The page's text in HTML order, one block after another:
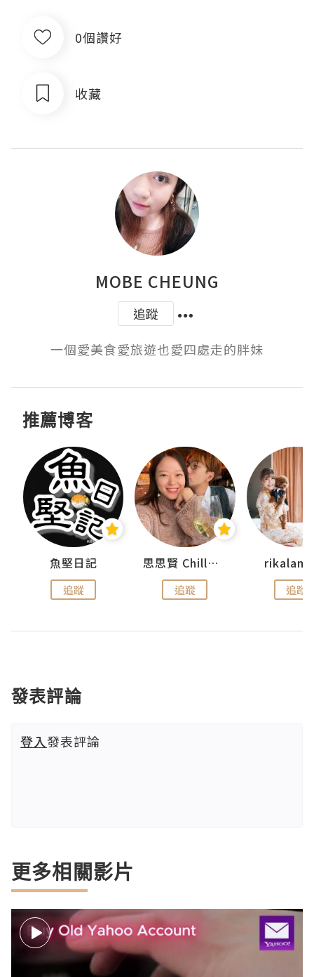
0個讚好
收藏
MOBE CHEUNG
追蹤
一個愛美食愛旅遊也愛四處走的胖妹
推薦博客
魚堅日記
追蹤
思思賢 ChillMyBabe
追蹤 追蹤
發表評論
登入發表評論
更多相關影片